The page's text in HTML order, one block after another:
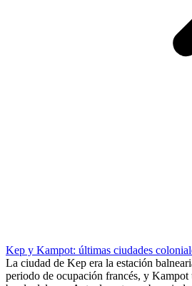
Kep y Kampot: últimas ciudades
La ciudad de Kep era la estación
periodo de ocupación francés, y Kampot